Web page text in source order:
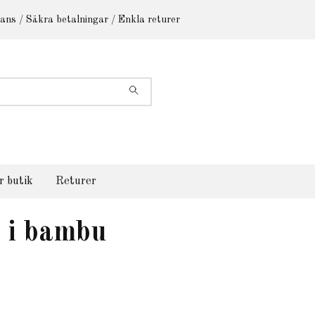
/ Säkra betalningar / Enkla returer
butik Returer
bambu